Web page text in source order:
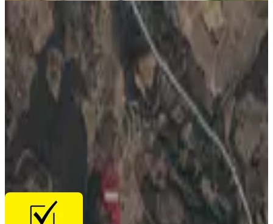
YENİ
Ödemiş Çamlıca'da 4.308 M2 Satılık
İzmir, Ödemiş
4308 m²
499/m² 04.08.2026
2.150.000 ₺
Murat Kayam
Ara